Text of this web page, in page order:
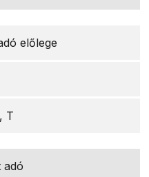
előlege
T
adó